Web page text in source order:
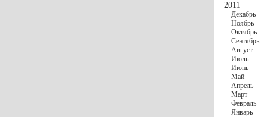
2011
Декабрь
Ноябрь
Октябрь
Сентябрь
Август
Июль
Июнь
Май
Апрель
Март
Февраль
Январь